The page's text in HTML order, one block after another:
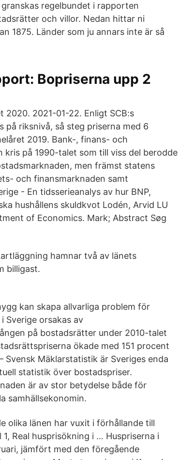
regelbundet i rapporten
och villor. Nedan hittar ni
1875. Länder som ju annars inte är så
Bopriserna upp 2
2021-01-22. Enligt SCB:s
riksnivå, så steg priserna med 6
2019. Bank-, finans- och
kris på 1990-talet som till viss del berodde
men främst statens
och finansmarknaden samt
- En tidsserieanalys av hur BNP,
hushållens skuldkvot Lodén, Arvid LU
of Economics. Mark; Abstract Søg
hamnar två av länets
billigast.
kan skapa allvarliga problem för
Sverige orsakas av
på bostadsrätter under 2010-talet
ökade med 151 procent
Mäklarstatistik är Sveriges enda
statistik över bostadspriser.
är av stor betydelse både för
samhällsekonomin.
olika länen har vuxit i förhållande till
Real husprisökning i … Huspriserna i
jämfört med den föregående